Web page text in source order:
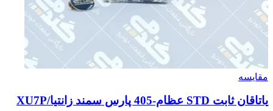
مقایسه
ياتاقان ثابت STD عظام-405 پارس سمند زانتيا/XU7P